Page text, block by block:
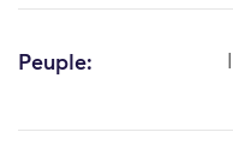
Peuple: